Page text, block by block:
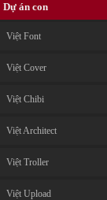
Dự án con
Việt Font
Việt Cover
Việt Chibi
Việt Architect
Việt Troller
Việt Upload